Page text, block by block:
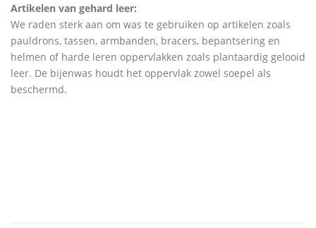
Artikelen van gehard leer:
We raden sterk aan om was te gebruiken op artikelen zoals
pauldrons, tassen, armbanden, bracers, bepantsering en
helmen of harde leren oppervlakken zoals plantaardig gelooid
leer. De bijenwas houdt het oppervlak zowel soepel als
beschermd.